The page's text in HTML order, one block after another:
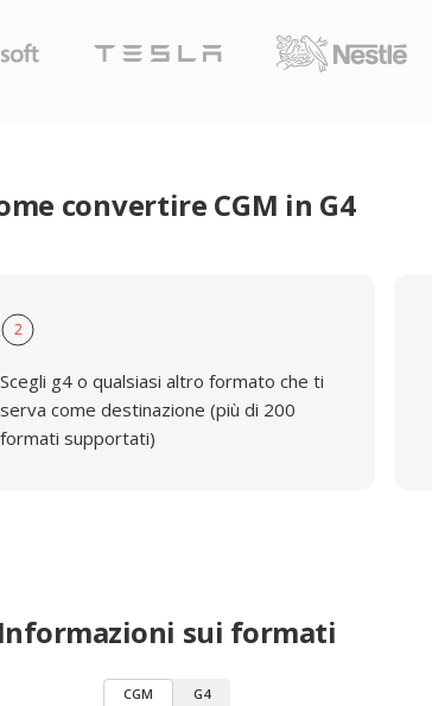
convertire CGM in G4
2
Scegli g4 o qualsiasi altro formato che ti
serva come destinazione (più di 200
formati supportati)
Informazioni sui formati
CGM G4